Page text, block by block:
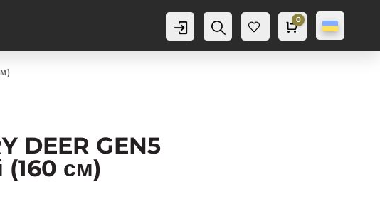
Аккаунт
Пошук
Баж
Cart
0
0,0грн
DEER GEN5
(160 см)